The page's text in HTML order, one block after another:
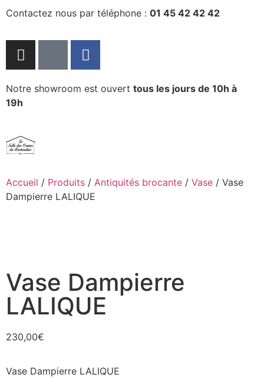
Contactez nous par téléphone : 01 45 42 42 42
Notre showroom est ouvert tous les jours de 10h à
19h
Accueil / Produits / Antiquités brocante / Vase / Vase
Dampierre LALIQUE
Vase Dampierre
LALIQUE
230,00€
Vase Dampierre LALIQUE